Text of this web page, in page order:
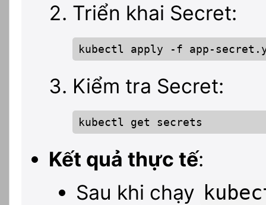
Triển khai Secret:
kubectl apply -f app-
Kiểm tra Secret:
kubectl get secrets
Kết quả thực tế:
Sau khi chạy